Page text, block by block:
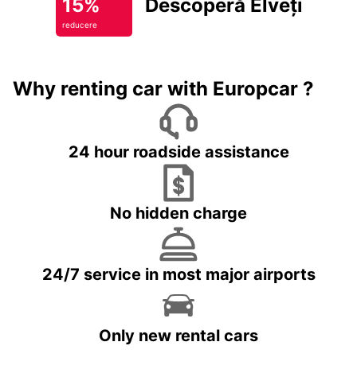
15%
reducere
Descoperă Elveția
Why renting car with Europcar ?
24 hour roadside assistance
No hidden charge
24/7 service in most major airports
Only new rental cars